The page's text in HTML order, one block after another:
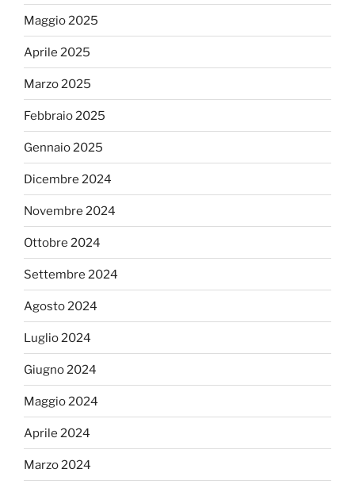
Maggio 2025
Aprile 2025
Marzo 2025
Febbraio 2025
Gennaio 2025
Dicembre 2024
Novembre 2024
Ottobre 2024
Settembre 2024
Agosto 2024
Luglio 2024
Giugno 2024
Maggio 2024
Aprile 2024
Marzo 2024